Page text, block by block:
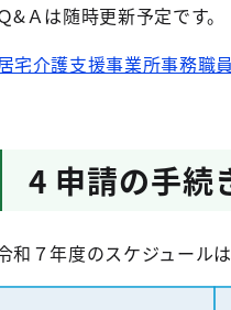
&Ａは随時更新予定です。
宅介護支援事業所事務職
4 申請の手続
和７年度のスケジュール